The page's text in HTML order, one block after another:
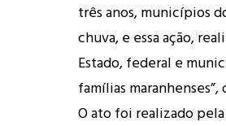
três anos, municípios
chuva, e essa ação,
Estado, federal e
famílias
O ato foi realizado